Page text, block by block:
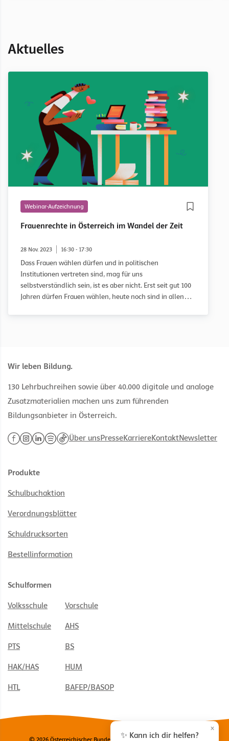
Aktuelles
Webinar-Aufzeichnung
Frauenrechte in Österreich im Wandel der Zeit
28 Nov. 2023 16:30 - 17:30
Dass Frauen wählen dürfen und in politischen
Institutionen vertreten sind, mag für uns
selbstverständlich sein, ist es aber nicht. Erst seit gut 100
Jahren dürfen Frauen wählen, heute noch sind in allen
Wir leben Bildung.
130 Lehrbuchreihen sowie über 40.000 digitale und analoge
Zusatzmaterialien machen uns zum führenden
Bildungsanbieter in Österreich.
Über unsPresseKarriereKontaktNewsletter
Produkte
Schulbuchaktion
Verordnungsblätter
Schuldrucksorten
Bestellinformation
Schulformen
Volksschule Vorschule
Mittelschule AHS
PTS BS
HAK/HAS HUM
HTL BAFEP/BASOP
© 2026 Österreichischer Bundesverlag Schulbuch GmbH & Co. KG,
✨ Kann ich dir helfen?
×